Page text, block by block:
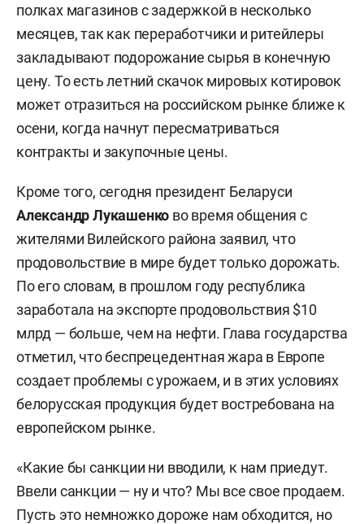
полках магазинов с задержкой в несколько
месяцев, так как переработчики и ритейлеры
закладывают подорожание сырья в конечную
цену. То есть летний скачок мировых котировок
может отразиться на российском рынке ближе к
осени, когда начнут пересматриваться
контракты и закупочные цены.
Кроме того, сегодня президент Беларуси
Александр Лукашенко во время общения с
жителями Вилейского района заявил, что
продовольствие в мире будет только дорожать.
По его словам, в прошлом году республика
заработала на экспорте продовольствия $10
млрд — больше, чем на нефти. Глава государства
отметил, что беспрецедентная жара в Европе
создает проблемы с урожаем, и в этих условиях
белорусская продукция будет востребована на
европейском рынке.
«Какие бы санкции ни вводили, к нам приедут.
Ввели санкции — ну и что? Мы все свое продаем.
Пусть это немножко дороже нам обходится, но